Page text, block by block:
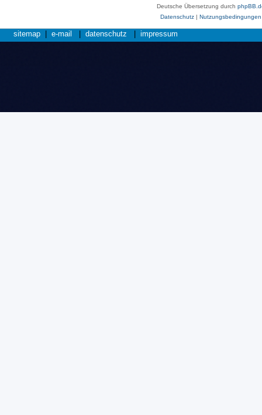
Deutsche Übersetzung durch
Datenschutz| Nutzungsbedingungen
sitemap e-mail datenschutz impressum